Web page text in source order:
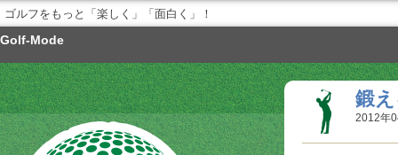
ゴルフをもっと「楽しく」「面白く」！
Golf-Mode
鍛
2012年